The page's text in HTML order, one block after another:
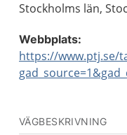
Stockholms län,
Webbplats:
https://www.ptj.se/
VÄGBESKRIVNING